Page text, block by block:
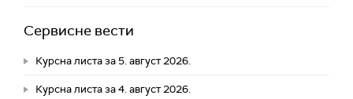
Сервисне вести
Курсна листа за 5. август 2026.
Курсна листа за 4. август 2026.